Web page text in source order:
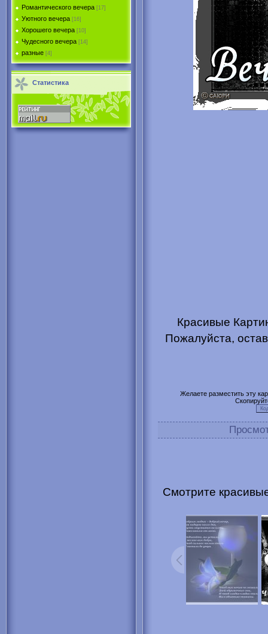
Романтического вечера [17]
Уютного вечера [16]
Хорошего вечера [10]
Чудесного вечера [14]
разные [4]
Статистика
Красивые
Пожалуйста,
Желаете разместить эту
Смотрите